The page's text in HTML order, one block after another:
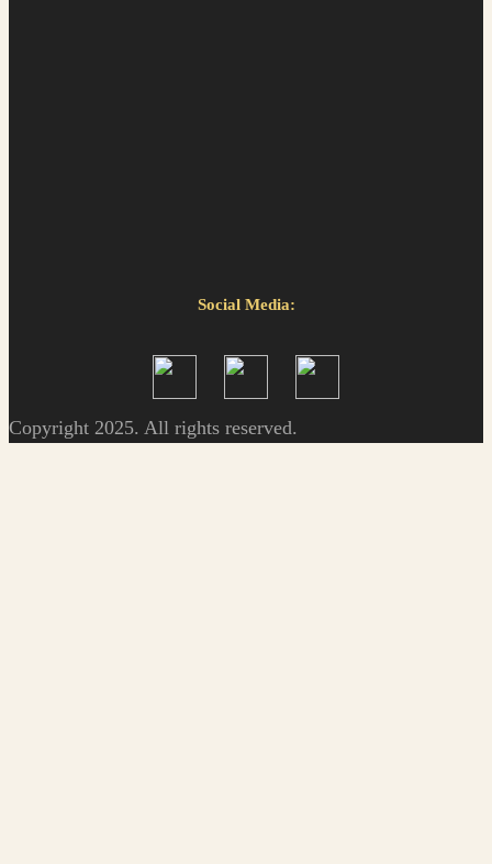
Social Media:
Copyright 2025. All rights reserved.